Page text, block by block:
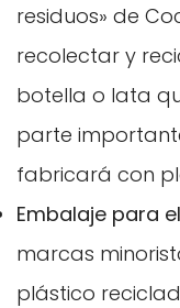
residuos» de
recolectar y
botella o lata
parte
fabricará con
Embalaje para
marcas
plástico